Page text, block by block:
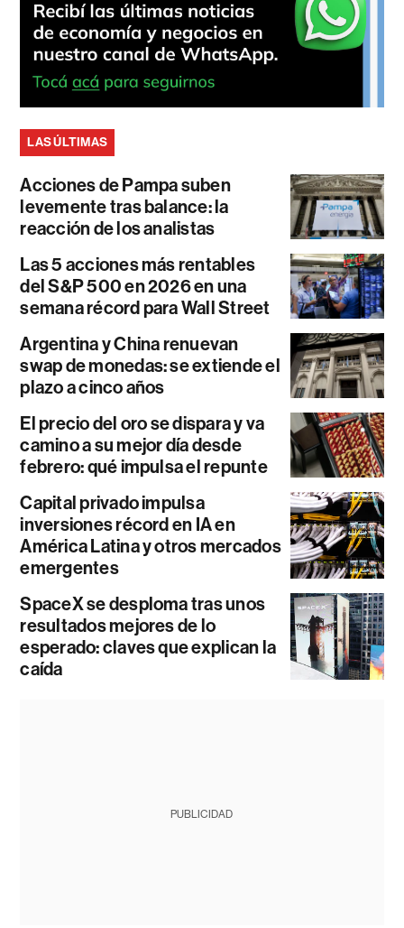
LAS ÚLTIMAS
Acciones de Pampa suben
levemente tras balance: la
reacción de los analistas
Las 5 acciones más rentables
del S&P 500 en 2026 en una
semana récord para Wall Street
Argentina y China renuevan
swap de monedas: se extiende el
plazo a cinco años
El precio del oro se dispara y va
camino a su mejor día desde
febrero: qué impulsa el repunte
Capital privado impulsa
inversiones récord en IA en
América Latina y otros mercados
emergentes
SpaceX se desploma tras unos
resultados mejores de lo
esperado: claves que explican la
caída
PUBLICIDAD